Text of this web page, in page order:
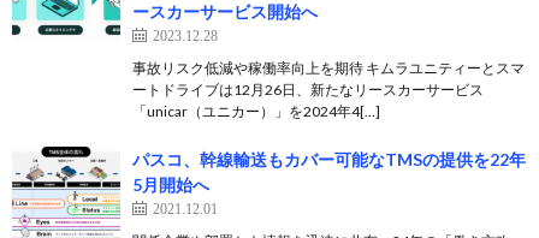
ースカーサービス開始へ
2023.12.28
事故リスク低減や稼働率向上を期待 キムラユニティーとスマ
ートドライブは12月26日、新たなリースカーサービス
「unicar（ユニカー）」を2024年4[…]
パスコ、幹線輸送もカバー可能なTMSの提供を22年
5月開始へ
2021.12.01